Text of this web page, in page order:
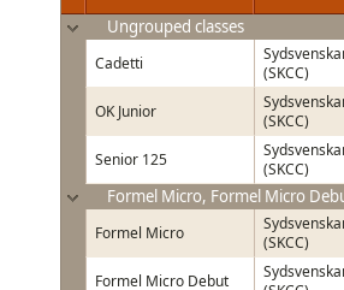
Ungrouped classes
Cadetti
(SKCC)
OK Junior
(SKCC)
Senior 125
(SKCC)
Formel Micro, Formel Micro
Formel Micro
(SKCC)
Formel Micro Debut